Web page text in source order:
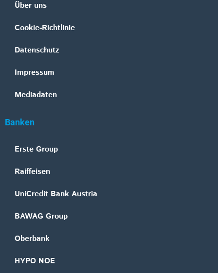
Über uns
Cookie-Richtlinie
Datenschutz
Impressum
Mediadaten
Banken
Erste Group
Raiffeisen
UniCredit Bank Austria
BAWAG Group
Oberbank
HYPO NOE